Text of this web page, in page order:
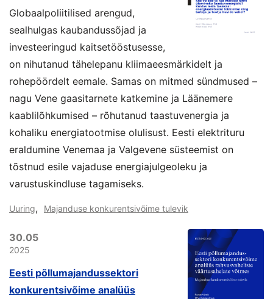
Globaalpoliitilised arengud,
sealhulgas kaubandussõjad ja
investeeringud kaitsetööstusesse,
on nihutanud tähelepanu kliimaeesmärkidelt ja
rohepöördelt eemale. Samas on mitmed sündmused –
nagu Vene gaasitarnete katkemine ja Läänemere
kaablilõhkumised – rõhutanud taastuvenergia ja
kohaliku energiatootmise olulisust. Eesti elektrituru
eraldumine Venemaa ja Valgevene süsteemist on
tõstnud esile vajaduse energiajulgeoleku ja
varustuskindluse tagamiseks.
Uuring, Majanduse konkurentsivõime tulevik
30.05
2025
Eesti põllumajandussektori
konkurentsivõime analüüs